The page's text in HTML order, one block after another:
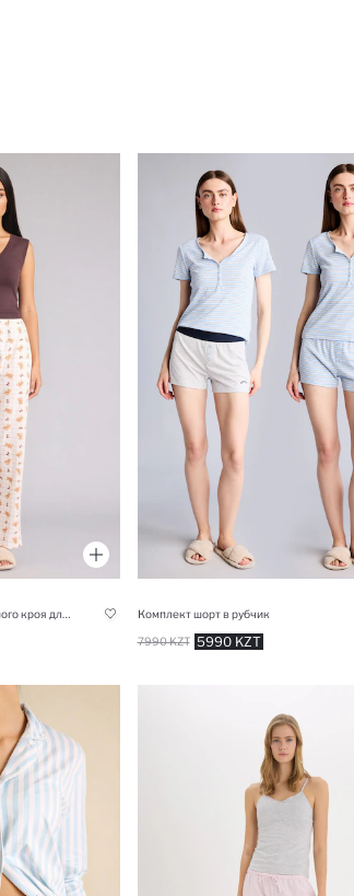
Комплект шорт в рубчик
5990 KZT
7990 KZT